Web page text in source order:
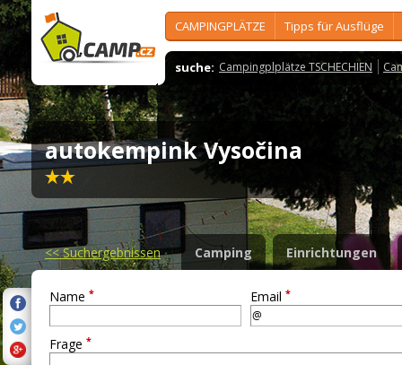
CAMPINGPLÄTZE Tipps für Ausflüge
suche: Campingplplätze TSCHECHIEN
autokempink Vysočina
<<Suchergebnissen Camping Einrichtungen
Name * Email *
Frage *